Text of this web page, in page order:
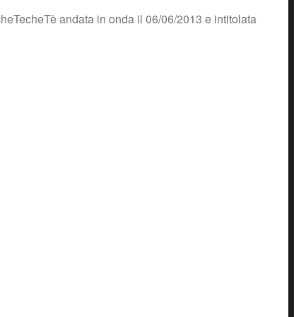
andata in onda il 06/06/2013 e intitolata